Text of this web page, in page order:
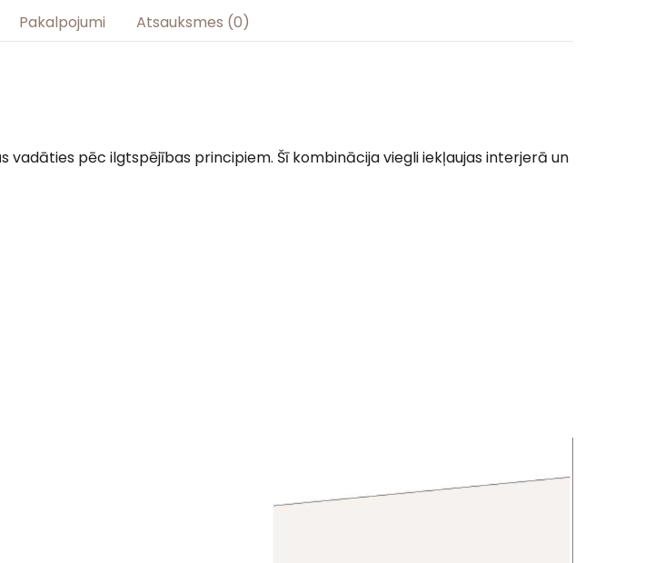
Pakalpojumi Atsauksmes (0)
vadāties pēc ilgtspējības principiem. Šī kombinācija viegli iekļaujas interjerā un